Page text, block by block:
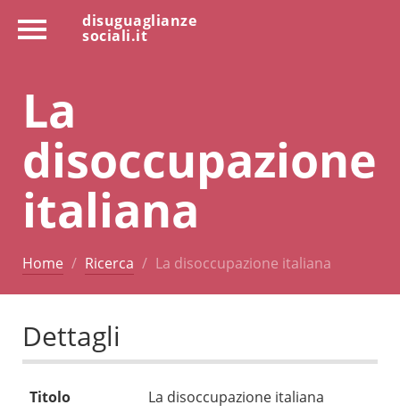
disuguaglianze
sociali.it
La
disoccupazione
italiana
Home Ricerca La disoccupazione italiana
Dettagli
Titolo La disoccupazione italiana